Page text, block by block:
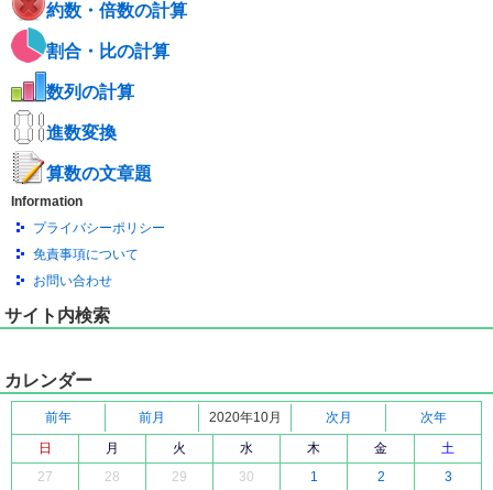
約数・倍数の計算
割合・比の計算
数列の計算
進数変換
算数の文章題
Information
プライバシーポリシー
免責事項について
お問い合わせ
サイト内検索
カレンダー
前年 前月 2020年10月 次月
次年
日
月 火 水 木 金
土
27
28 29 30 1 2 3